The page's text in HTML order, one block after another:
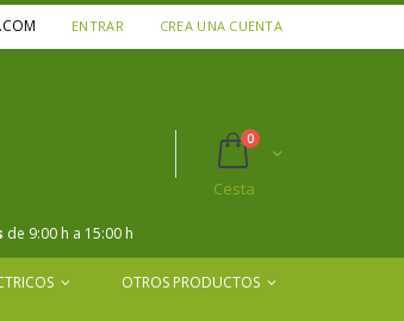
ENTRAR CREA UNA CUENTA
Cart
0productos
Cesta
de 9:00 h a 15:00 h
OTROS PRODUCTOS